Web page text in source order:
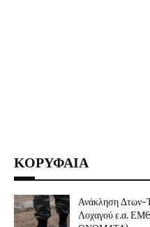
ΚΟΡΥΦΑΙΑ
Ανάκληση Δτων-
Λοχαγού ε.α.